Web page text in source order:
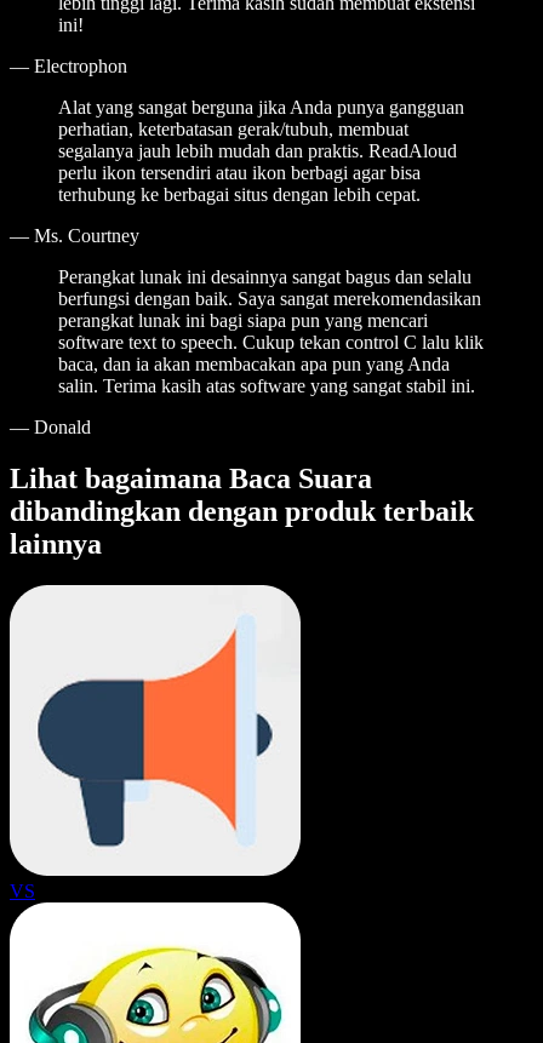
ini!
— Electrophon
Alat yang sangat berguna jika Anda punya gangguan
perhatian, keterbatasan gerak/tubuh, membuat
segalanya jauh lebih mudah dan praktis. ReadAloud
perlu ikon tersendiri atau ikon berbagi agar bisa
terhubung ke berbagai situs dengan lebih cepat.
— Ms. Courtney
Perangkat lunak ini desainnya sangat bagus dan selalu
berfungsi dengan baik. Saya sangat merekomendasikan
perangkat lunak ini bagi siapa pun yang mencari
software text to speech. Cukup tekan control C lalu klik
baca, dan ia akan membacakan apa pun yang Anda
salin. Terima kasih atas software yang sangat stabil ini.
— Donald
Lihat bagaimana Baca Suara
dibandingkan dengan produk terbaik
lainnya
VS